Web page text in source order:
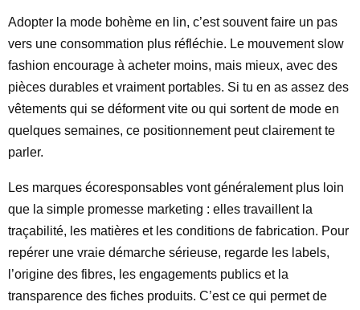
Adopter la mode bohème en lin, c’est souvent faire un pas
vers une consommation plus réfléchie. Le mouvement slow
fashion encourage à acheter moins, mais mieux, avec des
pièces durables et vraiment portables. Si tu en as assez des
vêtements qui se déforment vite ou qui sortent de mode en
quelques semaines, ce positionnement peut clairement te
parler.
Les marques écoresponsables vont généralement plus loin
que la simple promesse marketing : elles travaillent la
traçabilité, les matières et les conditions de fabrication. Pour
repérer une vraie démarche sérieuse, regarde les labels,
l’origine des fibres, les engagements publics et la
transparence des fiches produits. C’est ce qui permet de